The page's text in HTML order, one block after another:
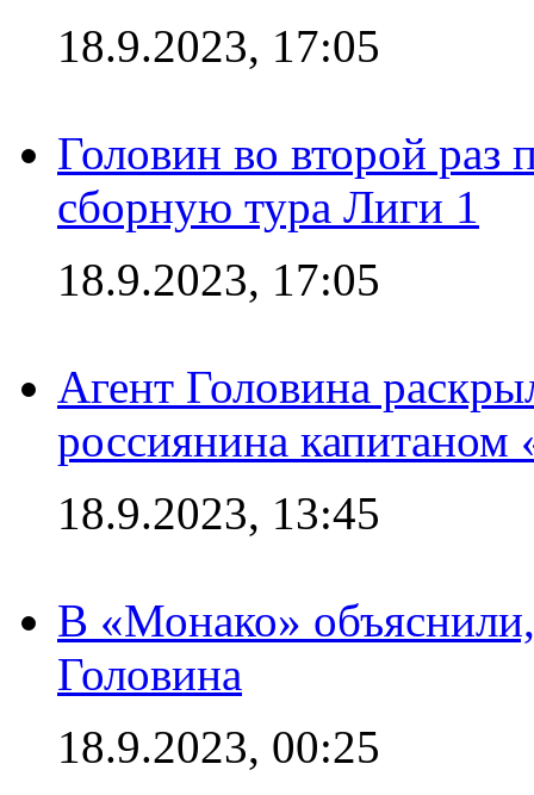
18.9.2023, 17:05
Головин во второй раз
сборную тура Лиги 1
18.9.2023, 17:05
Агент Головина
россиянина
18.9.2023, 13:45
В «Монако»
Головина
18.9.2023, 00:25